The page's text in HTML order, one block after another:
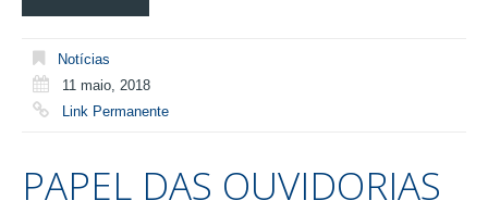
Notícias
11 maio, 2018
Link Permanente
PAPEL DAS OUVIDORIAS